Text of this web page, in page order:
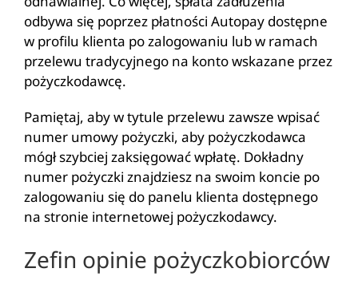
odbywa się poprzez płatności Autopay dostępne
w profilu klienta po zalogowaniu lub w ramach
przelewu tradycyjnego na konto wskazane przez
pożyczkodawcę.
Pamiętaj, aby w tytule przelewu zawsze wpisać
numer umowy pożyczki, aby pożyczkodawca
mógł szybciej zaksięgować wpłatę. Dokładny
numer pożyczki znajdziesz na swoim koncie po
zalogowaniu się do panelu klienta dostępnego
na stronie internetowej pożyczkodawcy.
Zefin opinie pożyczkobiorców